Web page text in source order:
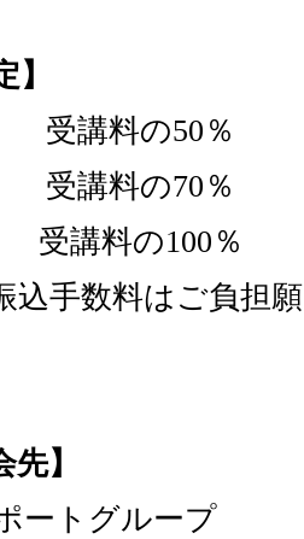
講料の50％
講料の70％
講料の100％
手数料はご負担願
】
ートグループ